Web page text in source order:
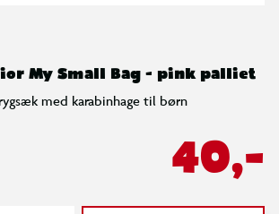
My Small Bag - pink palliet
med karabinhage til børn
40,-